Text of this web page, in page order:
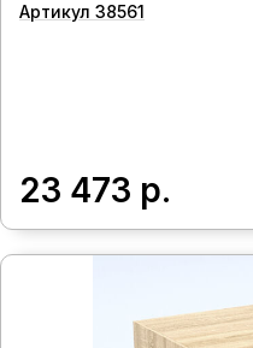
Артикул 38561
23 473 р.